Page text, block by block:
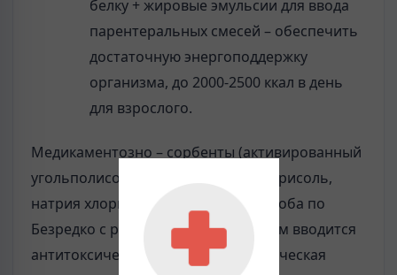
белку + жировые эмульсии для ввода
парентеральных смесей – обеспечить
достаточную энергоподдержку
организма, до 2000-2500 ккал в день
для взрослого.
Медикаментозно – сорбенты (активированный
угольполисорб), дезинтосикация (трисоль,
натрия хлорид), специфически – проба по
Безредко с разведением в 100, затем вводится
антитоксическая противоботулиническая